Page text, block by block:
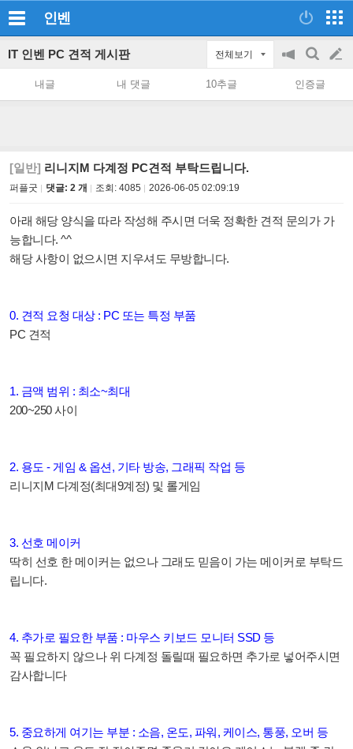
인벤
IT 인벤 PC 견적 게시판 전체보기
공
on/off
검
색
글
쓰
내글 내 댓글 10추글 인증글
[일반] 리니지M 다계정 PC견적 부탁드립니다.
퍼플굿 댓글: 2 개 조회: 4085 2026-06-05 02:09:19
아래 해당 양식을 따라 작성해 주시면 더욱 정확한 견적 문의가 가
능합니다. ^^
해당 사항이 없으시면 지우셔도 무방합니다.
0. 견적 요청 대상 : PC 또는 특정 부품
PC 견적
1. 금액 범위 : 최소~최대
200~250 사이
2. 용도 - 게임 & 옵션, 기타 방송, 그래픽 작업 등
리니지M 다계정(최대9계정) 및 롤게임
3. 선호 메이커
딱히 선호 한 메이커는 없으나 그래도 믿음이 가는 메이커로 부탁드
립니다.
4. 추가로 필요한 부품 : 마우스 키보드 모니터 SSD 등
꼭 필요하지 않으나 위 다계정 돌릴때 필요하면 추가로 넣어주시면
감사합니다
5. 중요하게 여기는 부분 : 소음, 온도, 파워, 케이스, 통풍, 오버 등